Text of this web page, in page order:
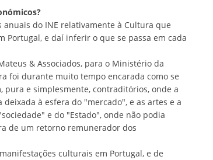
do INE relativamente à Cultura que
e daí inferir o que se passa em cada
& Associados, para o Ministério da
foi durante muito tempo encarada como se
pura e simplesmente, contraditórios, onde a
à esfera do "mercado", e as artes e a
e do "Estado", onde não podia
de um retorno remunerador dos
culturais em Portugal, e de